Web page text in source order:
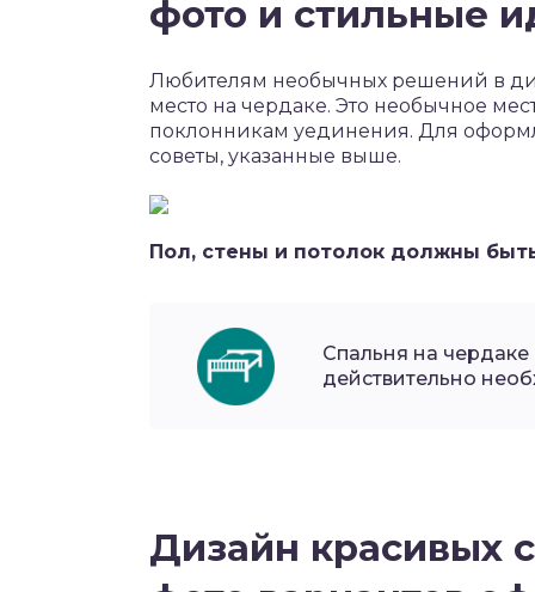
фото и стильные
Любителям необычных решений в
место на чердаке. Это необычное
поклонникам уединения. Для
советы, указанные выше.
Пол, стены и потолок должны
Спальня на
действительно
Дизайн красивых